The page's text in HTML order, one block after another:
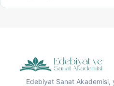
Edebiyat Sanat Akademisi,